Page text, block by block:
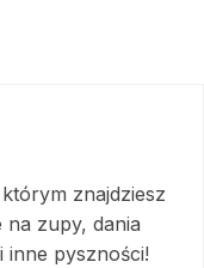
znajdziesz
na zupy, dania
inne pyszności!